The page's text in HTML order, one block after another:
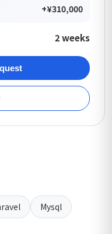
+¥310,000
2 weeks
Mysql